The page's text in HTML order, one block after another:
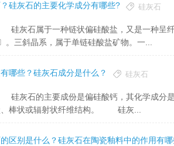
硅灰石的主要化学成分有哪些? 硅灰石
。三斜晶系，属于单链硅酸盐矿物。一...
哪些？硅灰石成分是什么？ 硅灰石
、棒状或辐射状纤维结构。 硅灰...
区别是什么？硅灰石在陶瓷釉料中的作用有